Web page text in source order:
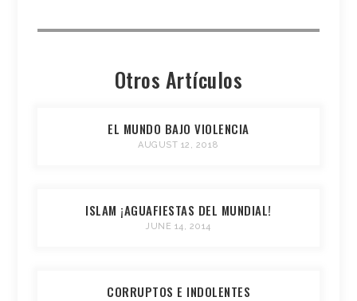
Otros Artículos
EL MUNDO BAJO VIOLENCIA
AUGUST 12, 2018
ISLAM ¡AGUAFIESTAS DEL MUNDIAL!
JUNE 14, 2014
CORRUPTOS E INDOLENTES